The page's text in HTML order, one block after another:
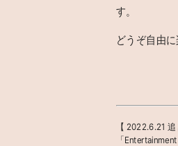
す。
どうぞ自由に
【
「